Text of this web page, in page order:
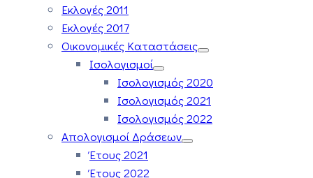
Εκλογές 2011
Εκλογές 2017
Οικονομικές Καταστάσεις
Ισολογισμοί
Ισολογισμός 2020
Ισολογισμός 2021
Ισολογισμός 2022
Απολογισμοί Δράσεων
Έτους 2021
Έτους 2022